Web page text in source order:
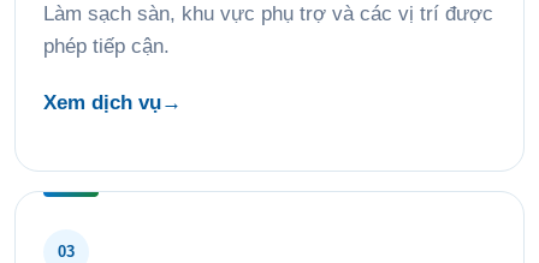
Làm sạch sàn, khu vực phụ trợ và các vị trí được
phép tiếp cận.
Xem dịch vụ→
03